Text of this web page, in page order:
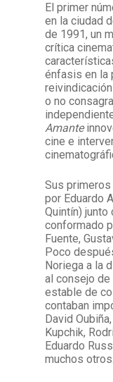
Facebook
Instagram
Twitter
Mail
El primer
en la ciudad
de 1991, un
crítica
énfasis en la
o no
Amante
cine e
Sus
por Eduardo
Quintín) junto
conformado
Fuente,
Poco
Noriega a la
al consejo de
estable de
contaban
David
Kupchik,
Eduardo
muchos otros.